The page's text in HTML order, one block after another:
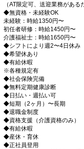
（AT限定可、送迎業務がある
◆無資格・未経験OK
未経験：時給1350円〜
初任者研修：時給1450円〜
介護福祉士：時給1650円〜
◆シフトにより週2〜4日休み
◆希望休あり
◆有給休暇
※各種規定有
◆社会保険完備
◆無料定期健康診断
◆日払い・週払い可
◆短期（2ヶ月）〜長期
◆退職金制度
◆資格支援（介護資格のみ）
◆有給休暇
◆産休・育休
◆正社員登用